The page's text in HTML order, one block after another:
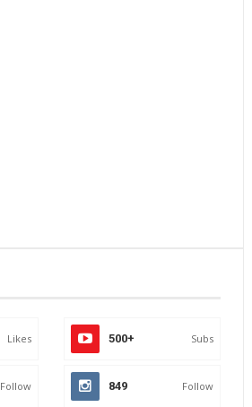
Likes 500+ Subs
Follow 849 Follow